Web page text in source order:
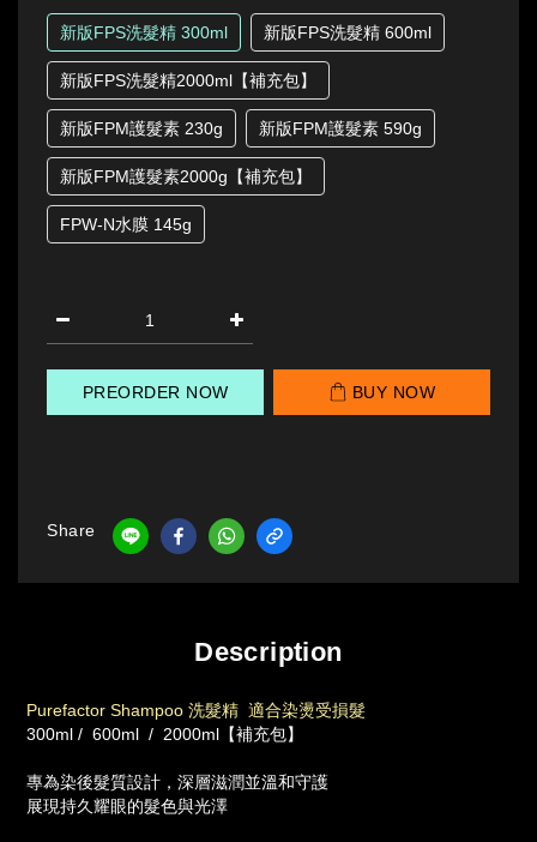
新版FPS洗髮精 300ml 新版FPS洗髮精 600ml
新版FPS洗髮精2000ml【補充包】
新版FPM護髮素 230g 新版FPM護髮素 590g
新版FPM護髮素2000g【補充包】
FPW-N水膜 145g
PREORDER NOW BUY NOW
Share
Description
Purefactor Shampoo 洗髮精 適合染燙受損髮
300ml / 600ml / 2000ml【補充包】
專為染後髮質設計，深層滋潤並溫和守護
展現持久耀眼的髮色與光澤